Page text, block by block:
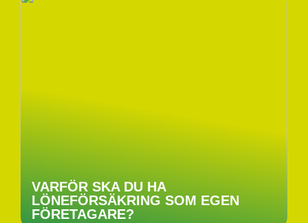
VARFÖR SKA DU HA
LÖNEFÖRSÄKRING SOM EGEN
FÖRETAGARE?